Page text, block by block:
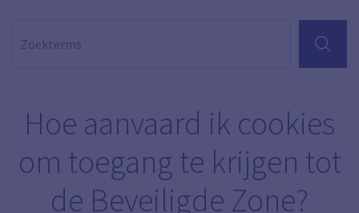
ZOEKEN
Hoe aanvaard ik cookies
om toegang te krijgen tot
de Beveiligde Zone?